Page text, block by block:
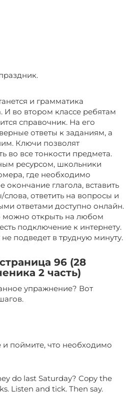
и грамматика
И во втором классе ребятам
справочник. На его
ответы к заданиям, а
Ключи позволят
во все тонкости предмета.
ресурсом, школьники
где необходимо
окончание глагола, вставить
ответить на вопросы и
ответами доступно онлайн.
можно открыть на любом
подключение к интернету.
подведет в трудную минуту.
96 (28
2 часть)
упражнение? Вот
и поймите, что необходимо
do last Saturday? Copy the
Listen and tick. Then say.